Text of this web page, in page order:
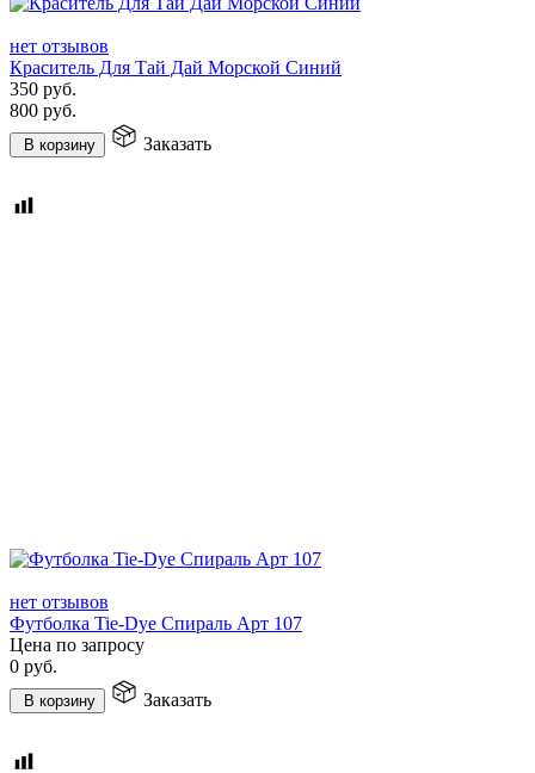
нет отзывов
Краситель Для Тай Дай Морской Синий
350 руб.
800 руб.
В корзину Заказать
нет отзывов
Футболка Tie-Dye Спираль Арт 107
Цена по запросу
0 руб.
В корзину Заказать